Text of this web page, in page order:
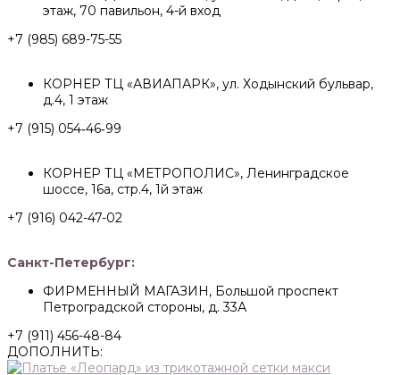
этаж, 70 павильон, 4-й вход
+7 (985) 689-75-55
КОРНЕР ТЦ «АВИАПАРК», ул. Ходынский бульвар,
д.4, 1 этаж
+7 (915) 054‑46‑99
КОРНЕР ТЦ «МЕТРОПОЛИС», Ленинградское
шоссе, 16а, стр.4, 1й этаж
+7 (916) 042-47-02
Санкт-Петербург:
ФИРМЕННЫЙ МАГАЗИН, Большой проспект
Петроградской стороны, д. 33А
+7 (911) 456-48-84
ДОПОЛНИТЬ: